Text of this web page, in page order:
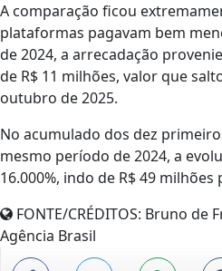
A comparação ficou
plataformas pagavam bem
de 2024, a arrecadação
de R$ 11 milhões, valor que
outubro de 2025.
No acumulado dos dez
mesmo período de 2024, a
16.000%, indo de R$ 49 milhões
FONTE/CRÉDITOS: Bruno de
Agência Brasil